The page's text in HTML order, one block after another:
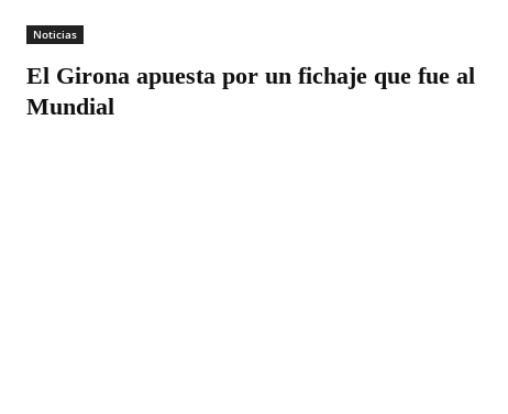
Noticias
El Girona apuesta por un fichaje que fue al
Mundial